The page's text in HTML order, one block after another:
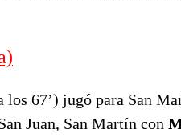
los 67’) jugó para San
Juan, San Martín con